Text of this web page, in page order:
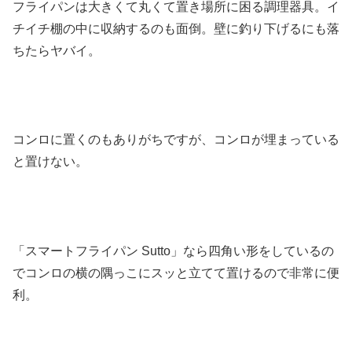
フライパンは大きくて丸くて置き場所に困る調理器具。イ
チイチ棚の中に収納するのも面倒。壁に釣り下げるにも落
ちたらヤバイ。
コンロに置くのもありがちですが、コンロが埋まっている
と置けない。
「スマートフライパン Sutto」なら四角い形をしているの
でコンロの横の隅っこにスッと立てて置けるので非常に便
利。